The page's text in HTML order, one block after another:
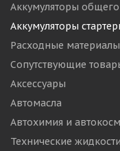
Аккумуляторы
Аккумуляторы
Расходные
Сопутствующие
Аксессуары
Автомасла
Автохимия и
Технические жидкости